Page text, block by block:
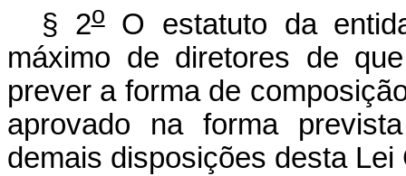
§ 2oO estatuto da
máximo de diretores de
prever a forma de
aprovado na forma
demais disposições desta Lei